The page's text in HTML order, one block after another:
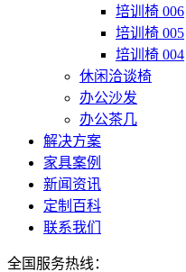
培训椅 006
培训椅 005
培训椅 004
休闲洽谈椅
办公沙发
办公茶几
解决方案
家具案例
新闻资讯
定制百科
联系我们
全国服务热线：